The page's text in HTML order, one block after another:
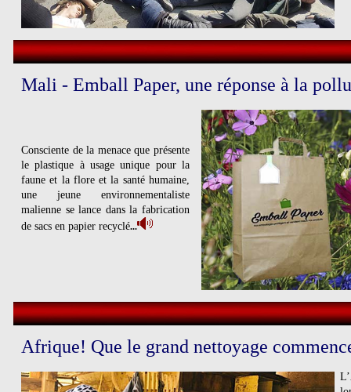
Mali - Emball Paper, une réponse à la
Consciente de la menace que présente
le plastique à usage unique pour la
faune et la flore et la santé humaine,
une jeune environnementaliste
malienne se lance dans la fabrication
de sacs en papier recyclé...
Afrique! Que le grand nettoyage